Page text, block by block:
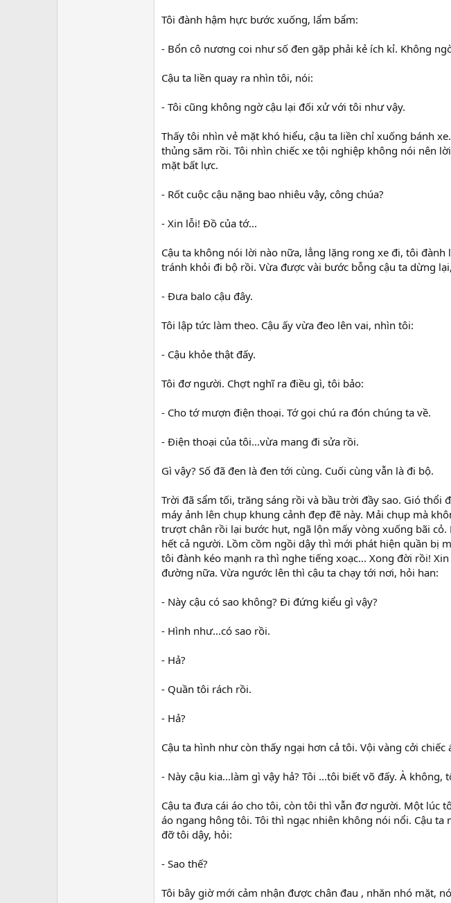
Tôi đành hậm hực bước xuống, lẩm bẩm:
- Bổn cô nương coi như số đen gặp phải kẻ ích kỉ. Không
Cậu ta liền quay ra nhìn tôi, nói:
- Tôi cũng không ngờ cậu lại đối xử với tôi như vậy.
Thấy tôi nhìn vẻ mặt khó hiểu, cậu ta liền chỉ xuống bánh
thủng săm rồi. Tôi nhìn chiếc xe tội nghiệp không nói nên
mặt bất lực.
- Rốt cuộc cậu nặng bao nhiêu vậy, công chúa?
- Xin lỗi! Đồ của tớ...
Cậu ta không nói lời nào nữa, lẳng lặng rong xe đi, tôi
tránh khỏi đi bộ rồi. Vừa được vài bước bỗng cậu ta dừng
- Đưa balo cậu đây.
Tôi lập tức làm theo. Cậu ấy vừa đeo lên vai, nhìn tôi:
- Cậu khỏe thật đấy.
Tôi đơ người. Chợt nghĩ ra điều gì, tôi bảo:
- Cho tớ mượn điện thoại. Tớ gọi chú ra đón chúng ta về.
- Điện thoại của tôi...vừa mang đi sửa rồi.
Gì vậy? Số đã đen là đen tới cùng. Cuối cùng vẫn là đi bộ.
Trời đã sẩm tối, trăng sáng rồi và bầu trời đầy sao. Gió thổi
máy ảnh lên chụp khung cảnh đẹp đẽ này. Mải chụp mà
trượt chân rồi lại bước hụt, ngã lộn mấy vòng xuống bãi
hết cả người. Lồm cồm ngồi dậy thì mới phát hiện quần bị
tôi đành kéo mạnh ra thì nghe tiếng xoạc... Xong đời rồi!
đường nữa. Vừa ngước lên thì cậu ta chạy tới nơi, hỏi han:
- Này cậu có sao không? Đi đứng kiểu gì vậy?
- Hình như...có sao rồi.
- Hả?
- Quần tôi rách rồi.
- Hả?
Cậu ta hình như còn thấy ngại hơn cả tôi. Vội vàng cởi chiếc
- Này cậu kia...làm gì vậy hả? Tôi ...tôi biết võ đấy. À không,
Cậu ta đưa cái áo cho tôi, còn tôi thì vẫn đơ người. Một lúc
áo ngang hông tôi. Tôi thì ngạc nhiên không nói nổi. Cậu
đỡ tôi dậy, hỏi:
- Sao thế?
Tôi bây giờ mới cảm nhận được chân đau , nhăn nhó mặt,